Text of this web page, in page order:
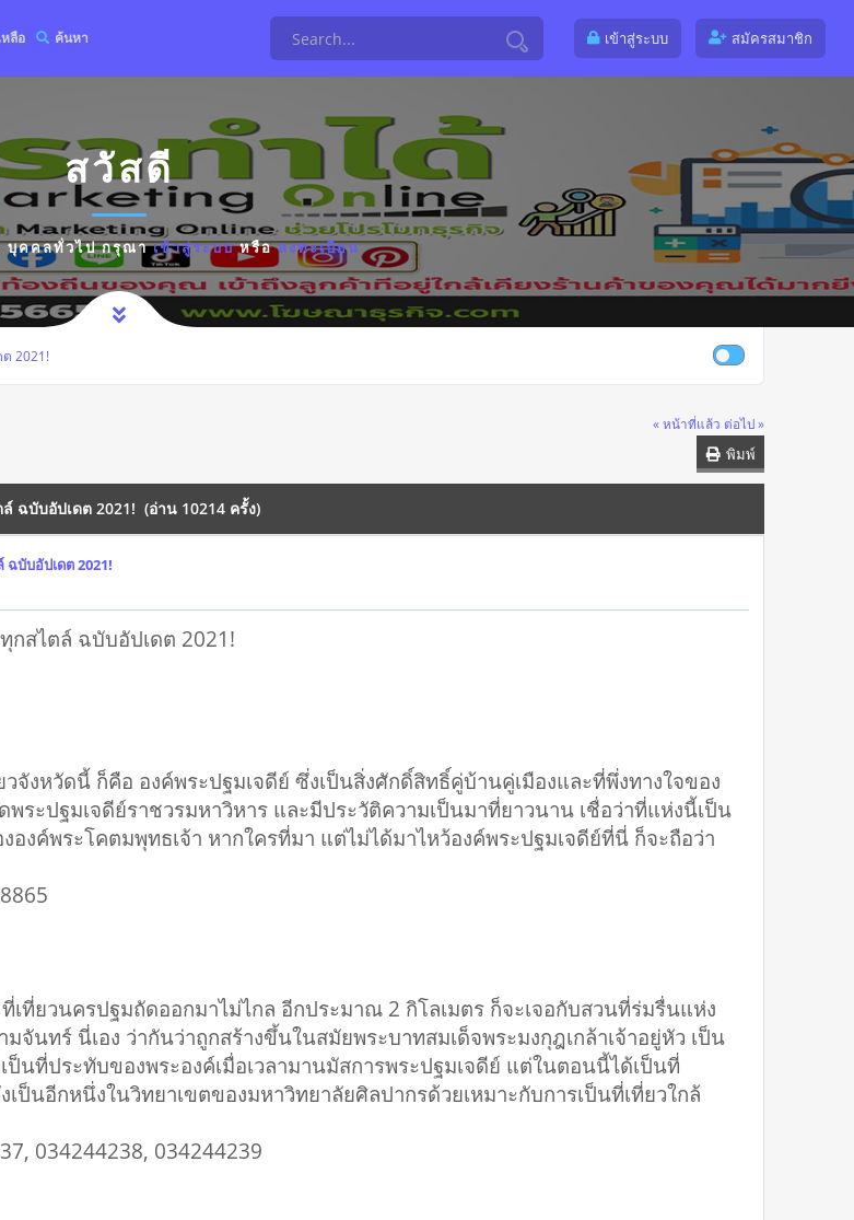
ลือ ค้นหา เข้าสู่ระบบ สมัครสมาชิก
สวัสดี
บุคคลทั่วไปกรุณาเข้าสู่ระบบหรือลงทะเบียน
2021!
« หน้าที่แล้ว ต่อไป »
พิมพ์
ฉบับอัปเดต 2021! (อ่าน 10214 ครั้ง)
บับอัปเดต 2021!
กสไตล์ ฉบับอัปเดต 2021!
จังหวัดนี้ ก็คือ องค์พระปฐมเจดีย์ ซึ่งเป็นสิ่งศักดิ์สิทธิ์คู่บ้านคู่เมืองและที่พึ่งทางใจของ
ระปฐมเจดีย์ราชวรมหาวิหาร และมีประวัติความเป็นมาที่ยาวนาน เชื่อว่าที่แห่งนี้เป็น
งค์พระโคตมพุทธเจ้า หากใครที่มา แต่ไม่ได้มาไหว้องค์พระปฐมเจดีย์ที่นี่ ก็จะถือว่า
ที่เที่ยวนครปฐมถัดออกมาไม่ไกล อีกประมาณ 2 กิโลเมตร ก็จะเจอกับสวนที่ร่มรื่นแห่ง
จันทร์ นี่เอง ว่ากันว่าถูกสร้างขึ้นในสมัยพระบาทสมเด็จพระมงกุฎเกล้าเจ้าอยู่หัว เป็น
ป็นที่ประทับของพระองค์เมื่อเวลามานมัสการพระปฐมเจดีย์ แต่ในตอนนี้ได้เป็นที่
ป็นอีกหนึ่งในวิทยาเขตของมหาวิทยาลัยศิลปากรด้วยเหมาะกับการเป็นที่เที่ยวใกล้
034244238, 034244239